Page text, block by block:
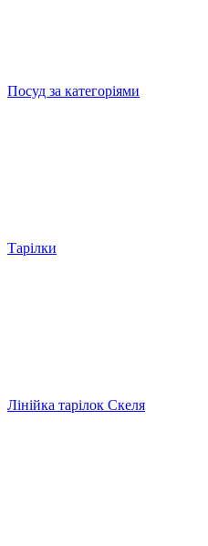
Посуд за категоріями
Тарілки
Лінійка тарілок Скеля